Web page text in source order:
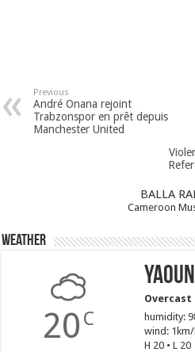
Previous
André Onana rejoint
Trabzonspor en prêt depuis
Manchester United
BALLA
Cameroon
Weather
20 C
Overcast
humidity:
wind: 1km/
H 20 • L 20